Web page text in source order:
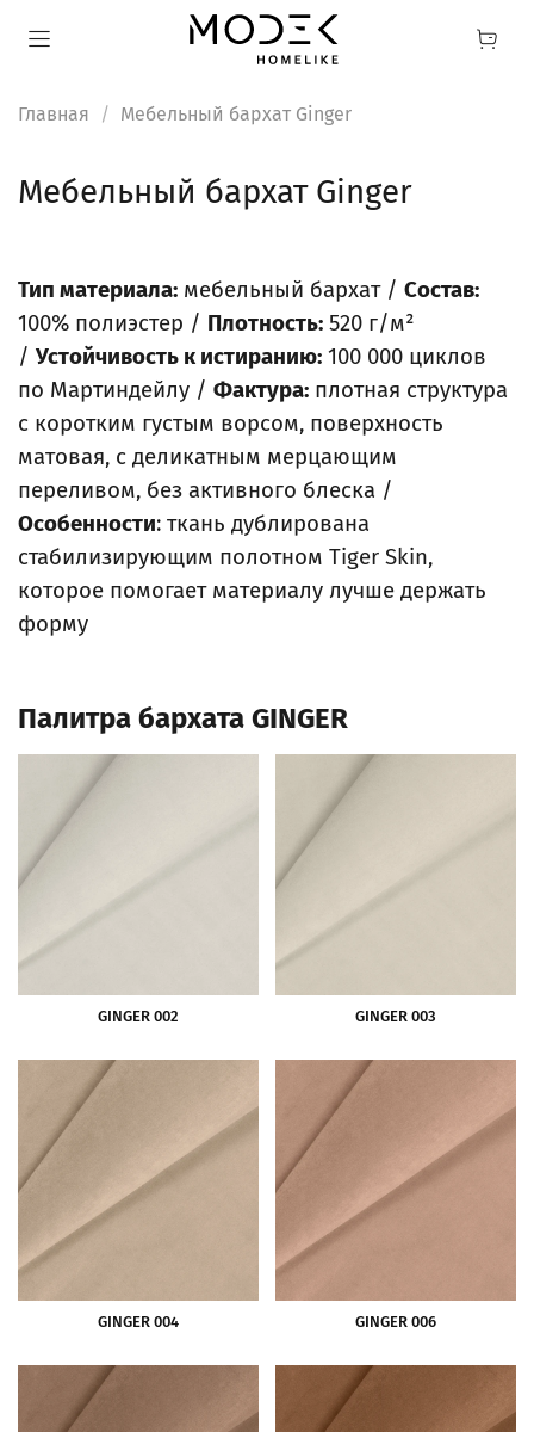
Главная Мебельный бархат Ginger
Мебельный бархат Ginger
Тип материала: мебельный бархат / Состав:
100% полиэстер / Плотность: 520 г/м²
/ Устойчивость к истиранию: 100 000 циклов
по Мартиндейлу / Фактура: плотная структура
с коротким густым ворсом, поверхность
матовая, с деликатным мерцающим
переливом, без активного блеска /
Особенности: ткань дублирована
стабилизирующим полотном Tiger Skin,
которое помогает материалу лучше держать
форму
Палитра бархата GINGER
GINGER 002 GINGER 003
GINGER 004 GINGER 006